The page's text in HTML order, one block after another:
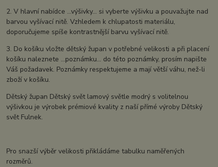
2. V hlavní nabídce ...výšivky... si vyberte výšivku a pouvažujte nad
barvou vyšívací nitě. Vzhledem k chlupatosti materiálu,
doporučujeme spíše kontrastnější barvu vyšívací nitě.
3. Do košíku vložte dětský župan v potřebné velikosti a při placení
košíku naleznete ...poznámku... do této poznámky, prosím napište
Váš požadavek. Poznámky respektujeme a mají větší váhu, než-li
zboží v košíku.
Dětský župan Dětský svět lamový světle modrý s volitelnou
výšivkou je výrobek prémiové kvality z naší přímé výroby Dětský
svět Fulnek.
Pro snazší výběr velikosti přikládáme tabulku naměřených
rozměrů.